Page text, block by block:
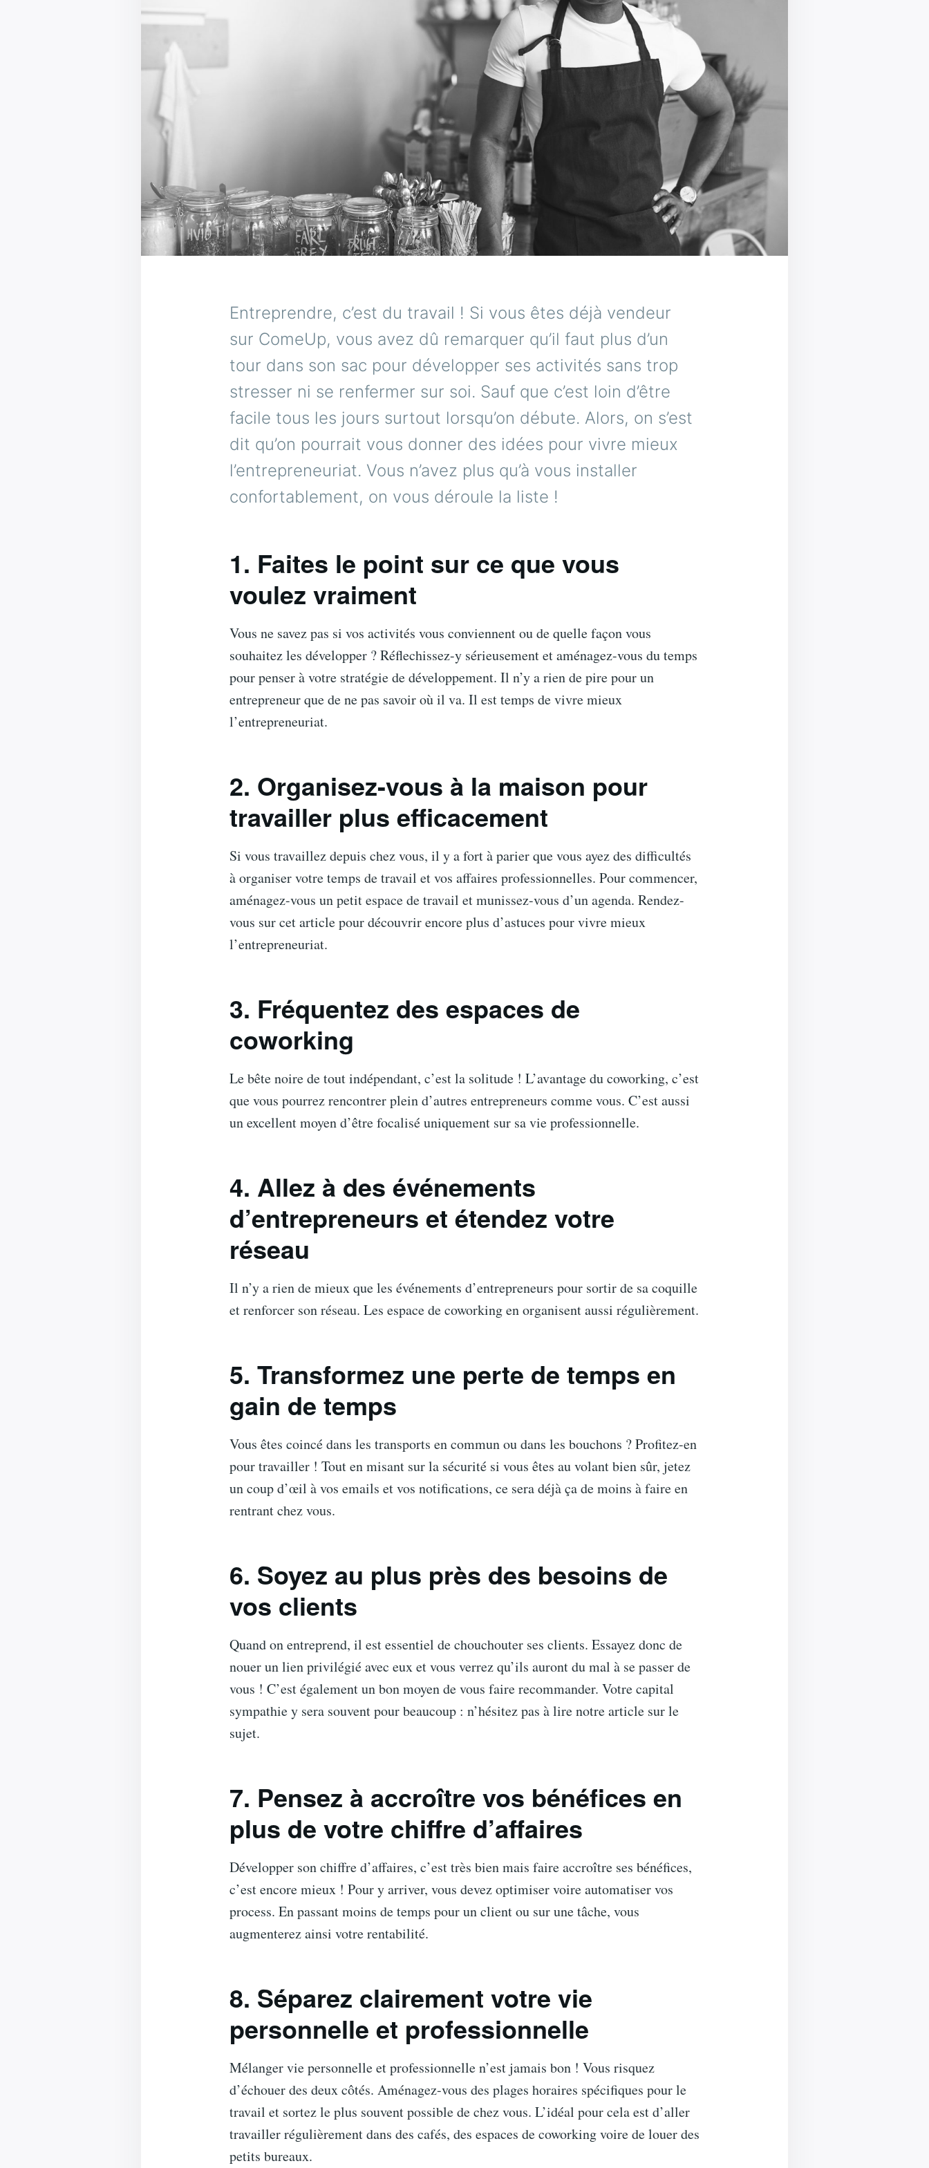
Entreprendre, c’est du travail ! Si vous êtes déjà vendeur
sur ComeUp, vous avez dû remarquer qu’il faut plus d’un
tour dans son sac pour développer ses activités sans trop
stresser ni se renfermer sur soi. Sauf que c’est loin d’être
facile tous les jours surtout lorsqu’on débute. Alors, on s’est
dit qu’on pourrait vous donner des idées pour vivre mieux
l’entrepreneuriat. Vous n’avez plus qu’à vous installer
confortablement, on vous déroule la liste !
1. Faites le point sur ce que vous
voulez vraiment
Vous ne savez pas si vos activités vous conviennent ou de quelle façon vous
souhaitez les développer ? Réflechissez-y sérieusement et aménagez-vous du temps
pour penser à votre stratégie de développement. Il n’y a rien de pire pour un
entrepreneur que de ne pas savoir où il va. Il est temps de vivre mieux
l’entrepreneuriat.
2. Organisez-vous à la maison pour
travailler plus efficacement
Si vous travaillez depuis chez vous, il y a fort à parier que vous ayez des difficultés
à organiser votre temps de travail et vos affaires professionnelles. Pour commencer,
aménagez-vous un petit espace de travail et munissez-vous d’un agenda. Rendez-
vous sur cet article pour découvrir encore plus d’astuces pour vivre mieux
l’entrepreneuriat.
3. Fréquentez des espaces de
coworking
Le bête noire de tout indépendant, c’est la solitude ! L’avantage du coworking, c’est
que vous pourrez rencontrer plein d’autres entrepreneurs comme vous. C’est aussi
un excellent moyen d’être focalisé uniquement sur sa vie professionnelle.
4. Allez à des événements
d’entrepreneurs et étendez votre
réseau
Il n’y a rien de mieux que les événements d’entrepreneurs pour sortir de sa coquille
et renforcer son réseau. Les espace de coworking en organisent aussi régulièrement.
5. Transformez une perte de temps en
gain de temps
Vous êtes coincé dans les transports en commun ou dans les bouchons ? Profitez-en
pour travailler ! Tout en misant sur la sécurité si vous êtes au volant bien sûr, jetez
un coup d’œil à vos emails et vos notifications, ce sera déjà ça de moins à faire en
rentrant chez vous.
6. Soyez au plus près des besoins de
vos clients
Quand on entreprend, il est essentiel de chouchouter ses clients. Essayez donc de
nouer un lien privilégié avec eux et vous verrez qu’ils auront du mal à se passer de
vous ! C’est également un bon moyen de vous faire recommander. Votre capital
sympathie y sera souvent pour beaucoup : n’hésitez pas à lire notre article sur le
sujet.
7. Pensez à accroître vos bénéfices en
plus de votre chiffre d’affaires
Développer son chiffre d’affaires, c’est très bien mais faire accroître ses bénéfices,
c’est encore mieux ! Pour y arriver, vous devez optimiser voire automatiser vos
process. En passant moins de temps pour un client ou sur une tâche, vous
augmenterez ainsi votre rentabilité.
8. Séparez clairement votre vie
personnelle et professionnelle
Mélanger vie personnelle et professionnelle n’est jamais bon ! Vous risquez
d’échouer des deux côtés. Aménagez-vous des plages horaires spécifiques pour le
travail et sortez le plus souvent possible de chez vous. L’idéal pour cela est d’aller
travailler régulièrement dans des cafés, des espaces de coworking voire de louer des
petits bureaux.